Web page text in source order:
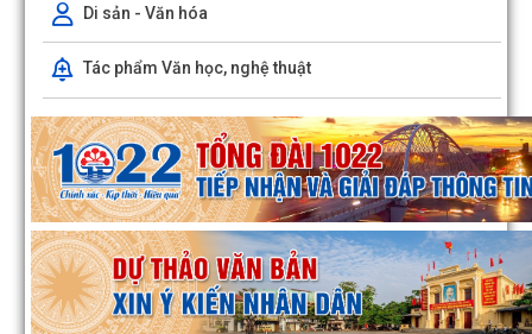
Di sản - Văn hóa
Tác phẩm Văn học, nghệ thuật